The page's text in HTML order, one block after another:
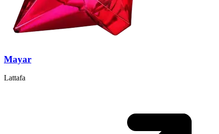
Mayar
Lattafa